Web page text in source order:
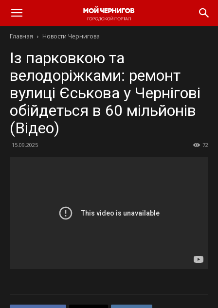
Главная Новости Чернигова
Із парковкою та
велодоріжками: ремонт
вулиці Єськова у Чернігові
обійдеться в 60 мільйонів
(Відео)
15.09.2025 72